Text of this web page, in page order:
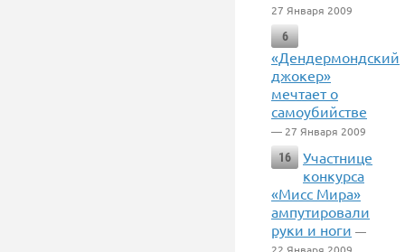
27 Января 2009
6
«Дендермондский
джокер»
мечтает о
самоубийстве
— 27 Января 2009
16
Участнице
конкурса
«Мисс Мира»
ампутировали
руки и ноги —